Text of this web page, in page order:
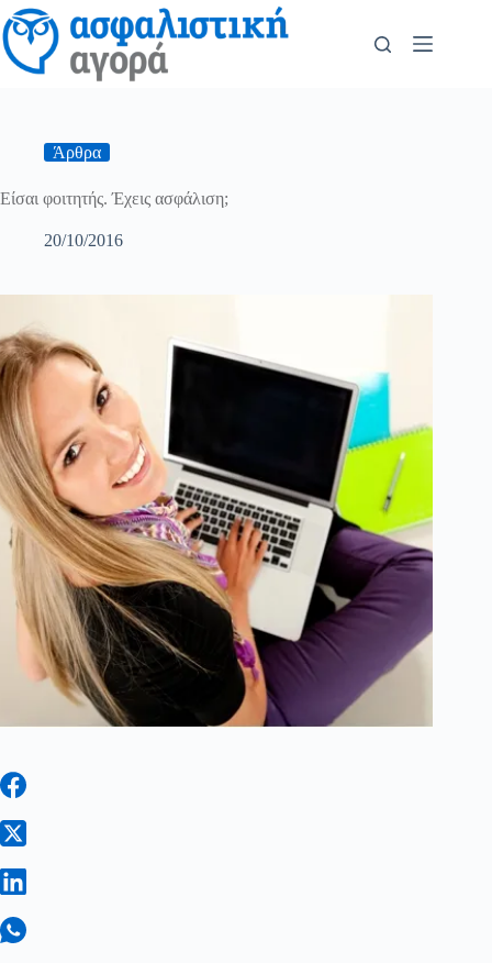
Άρθρα
Είσαι φοιτητής. Έχεις ασφάλιση;
20/10/2016